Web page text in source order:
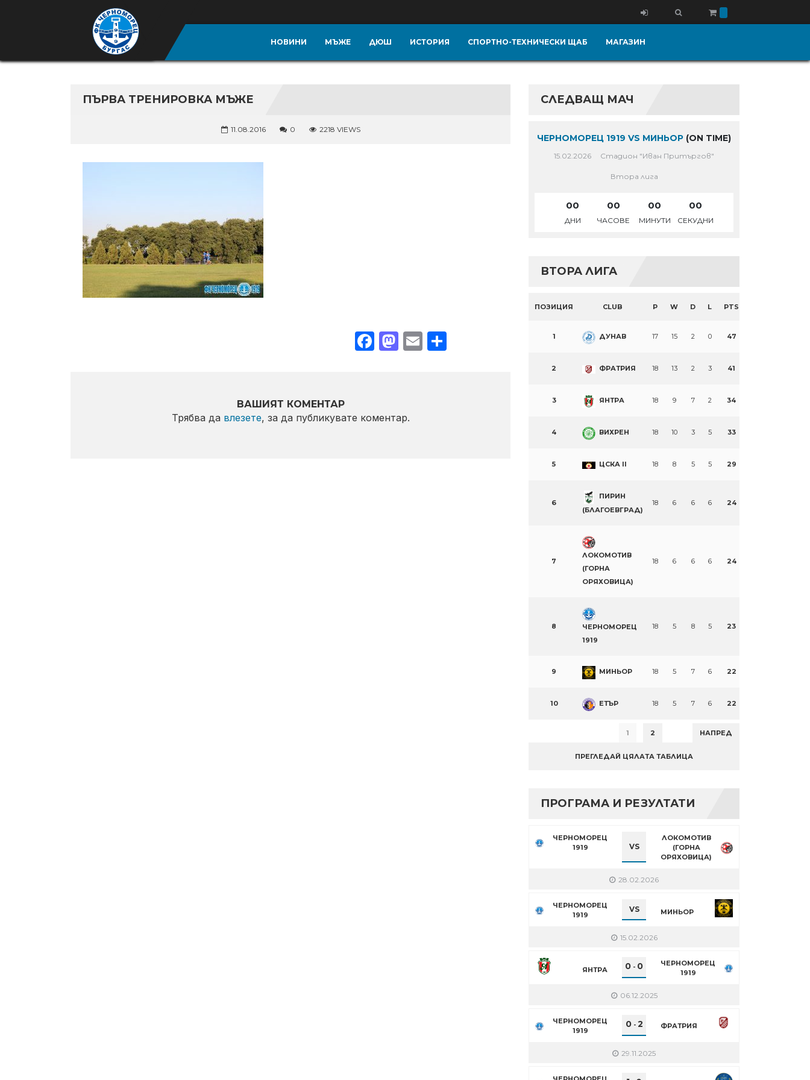
НОВИНИ МЪЖЕ ДЮШ ИСТОРИЯ СПОРТНО-ТЕХНИЧЕСКИ ЩАБ МАГАЗИН
ПЪРВА ТРЕНИРОВКА МЪЖЕ
11.08.2016 0 2218 VIEWS
Facebook
Mastodon
EmailShare
ВАШИЯТ КОМЕНТАР
Трябва да влезете, за да публикувате коментар.
СЛЕДВАЩ МАЧ
ЧЕРНОМОРЕЦ 1919 VS МИНЬОР (ON TIME)
15.02.2026 Стадион "Иван Притъргов"
Втора лига
00
ДНИ
00
ЧАСОВЕ
00
МИНУТИ
00
СЕКУДНИ
ВТОРА ЛИГА
ПОЗИЦИЯ CLUB P W D L PTS
1 ДУНАВ 17 15 2 0 47
2 ФРАТРИЯ 18 13 2 3 41
3 ЯНТРА 18 9 7 2 34
4 ВИХРЕН 18 10 3 5 33
5 ЦСКА II 18 8 5 5 29
6
ПИРИН
(БЛАГОЕВГРАД)
18 6 6 6 24
7
ЛОКОМОТИВ
(ГОРНА
ОРЯХОВИЦА)
18 6 6 6 24
8
ЧЕРНОМОРЕЦ
1919
18 5 8 5 23
9 МИНЬОР 18 5 7 6 22
10 ЕТЪР 18 5 7 6 22
1 2 НАПРЕД
ПРЕГЛЕДАЙ ЦЯЛАТА ТАБЛИЦА
ПРОГРАМА И РЕЗУЛТАТИ
ЧЕРНОМОРЕЦ
1919
VS
ЛОКОМОТИВ
(ГОРНА
ОРЯХОВИЦА)
28.02.2026
ЧЕРНОМОРЕЦ
1919
VS МИНЬОР
15.02.2026
ЯНТРА 0 - 0
ЧЕРНОМОРЕЦ
1919
06.12.2025
ЧЕРНОМОРЕЦ
1919
0- 2 ФРАТРИЯ
29.11.2025